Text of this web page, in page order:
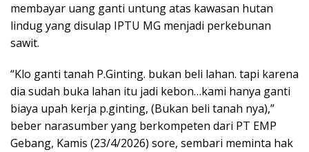
membayar uang ganti untung atas kawasan hutan
lindug yang disulap IPTU MG menjadi perkebunan
sawit.
“Klo ganti tanah P.Ginting. bukan beli lahan. tapi karena
dia sudah buka lahan itu jadi kebon…kami hanya ganti
biaya upah kerja p.ginting, (Bukan beli tanah nya),”
beber narasumber yang berkompeten dari PT EMP
Gebang, Kamis (23/4/2026) sore, sembari meminta hak